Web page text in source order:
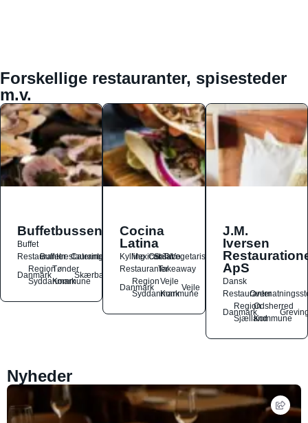
Forskellige restauranter, spisesteder
m.v.
Buffetbussen
Buffet
Restauranter
Buffetrestauranter
Catering
Danmark
Region
Syddanmark
Tønder
Kommune
Skærbæk
Cocina
Latina
Kylling
Mexicansk
OstSalat
TacoVegetarisk
RestauranterTakeaway
Danmark
Region
Syddanmark
Vejle
Kommune
Vejle
J.M.
Iversen
ApS
Dansk
Restauranter
Danmark
Region
Sjælland
Odsherred
Kommune
Nyheder